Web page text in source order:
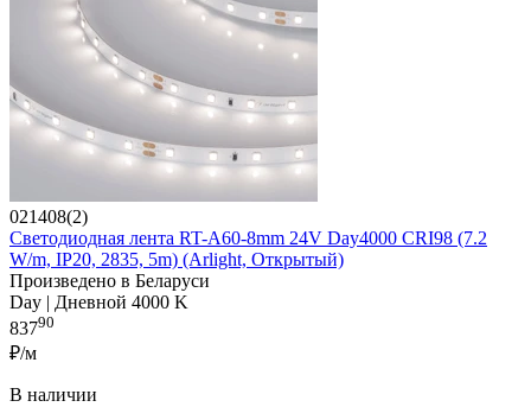
021408(2)
Светодиодная лента RT-A60-8mm 24V Day4000 CRI98 (7.2
W/m, IP20, 2835, 5m) (Arlight, Открытый)
Произведено в Беларуси
Day | Дневной 4000 K
83790
₽/м
В наличии